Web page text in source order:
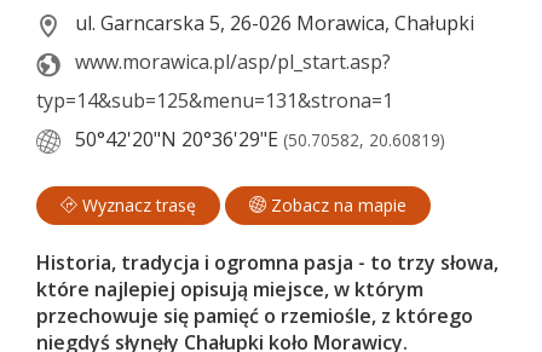
ul. Garncarska 5, 26-026 Morawica, Chałupki
www.morawica.pl/asp/pl_start.asp?
typ=14&sub=125&menu=131&strona=1
50°42'20"N 20°36'29"E (50.70582, 20.60819)
Wyznacz trasę Zobacz na mapie
Historia, tradycja i ogromna pasja - to trzy słowa,
które najlepiej opisują miejsce, w którym
przechowuje się pamięć o rzemiośle, z którego
niegdyś słynęły Chałupki koło Morawicy.